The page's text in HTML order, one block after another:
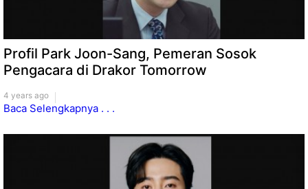
Profil Park Joon-Sang, Pemeran Sosok
Pengacara di Drakor Tomorrow
4 years ago
Baca Selengkapnya . . .